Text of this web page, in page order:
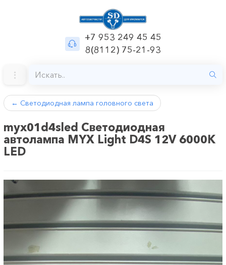
+7 953 249 45 45
8(8112) 75-21-93
← Светодиодная лампа головного света
myx01d4sled Светодиодная
автолампа MYX Light D4S 12V 6000K
LED